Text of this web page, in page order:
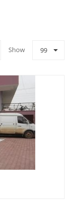
Show 99